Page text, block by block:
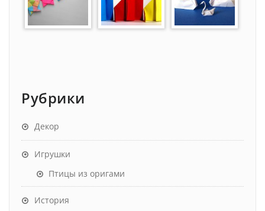
Рубрики
Декор
Игрушки
Птицы из оригами
История